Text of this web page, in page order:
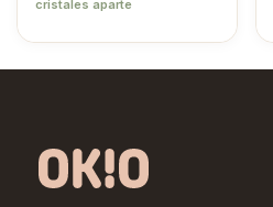
cristales aparte